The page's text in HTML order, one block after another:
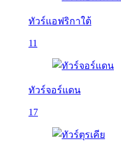
ทัวร์แอฟริกาใต้
11
ทัวร์จอร์แดน
17